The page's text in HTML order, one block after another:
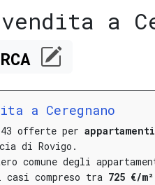
a
a Ceregnano
43 offerte per
di Rovigo.
comune degli
casi compreso tra 725 €/m²